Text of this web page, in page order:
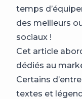
temps
des meilleurs
sociaux !
Cet article
dédiés au
Certains
textes et